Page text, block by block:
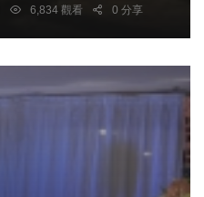
6,834 觀看 0 分享